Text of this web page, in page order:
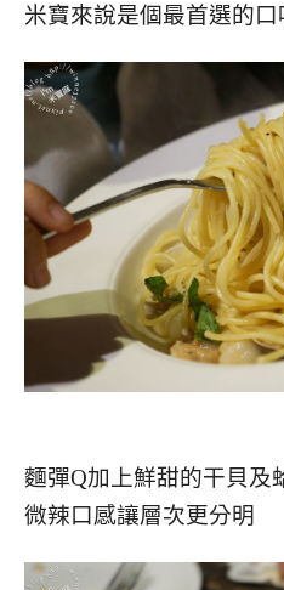
米寶來說是個最首選的
麵彈Q加上鮮甜的干貝及
微辣口感讓層次更分明